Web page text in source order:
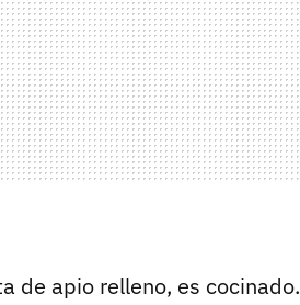
de apio relleno, es cocinado.